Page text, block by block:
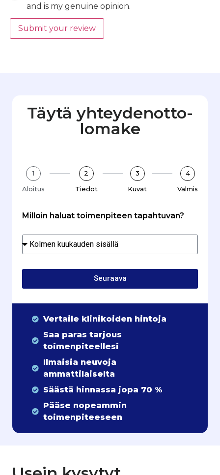
and is my genuine opinion.
Submit your review
Täytä yhteydenotto­
lomake
1
Aloitus
2
Tiedot
3
Kuvat
4
Valmis
Milloin haluat toimenpiteen tapahtuvan?
Seuraava
Vertaile klinikoiden hintoja
Saa paras tarjous
toimenpiteellesi
Ilmaisia neuvoja
ammattilaiselta
Säästä hinnassa jopa 70 %
Pääse nopeammin
toimenpiteeseen